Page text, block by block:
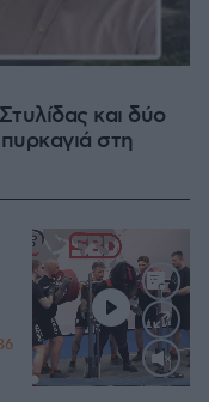
και δύο
στη
Loaded